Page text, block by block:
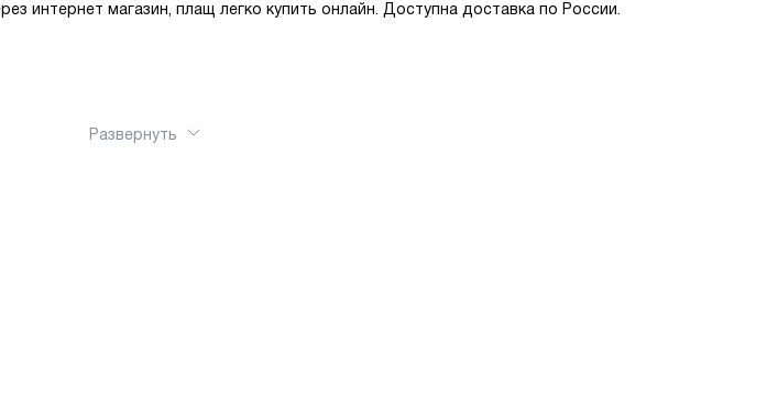
интернет магазин, плащ легко купить онлайн. Доступна доставка по России.
Развернуть